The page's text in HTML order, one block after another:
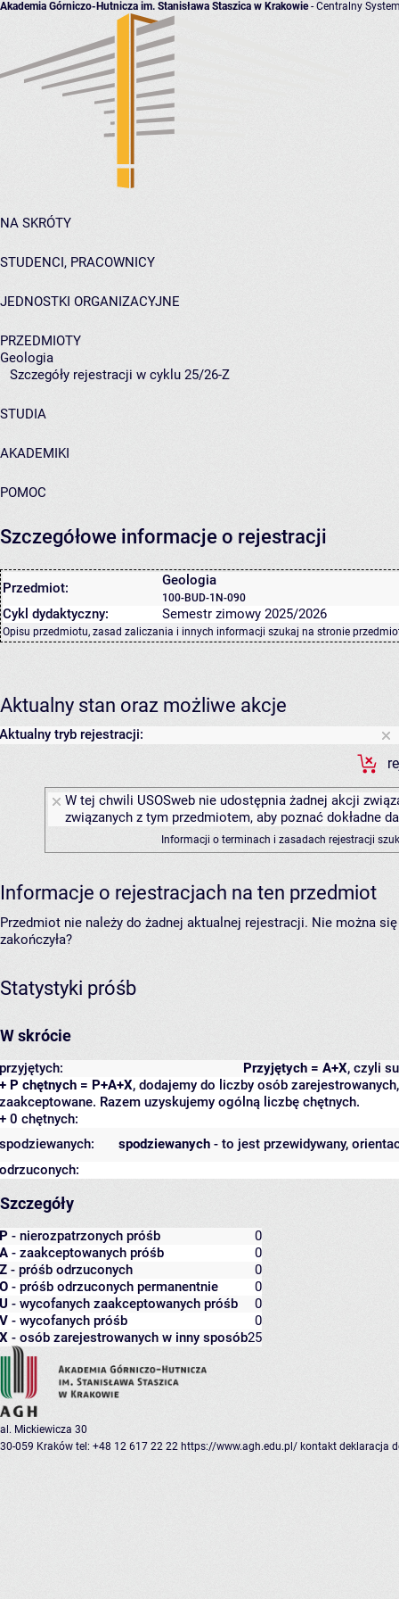
Akademia Górniczo-Hutnicza im. Stanisława Staszica w Krakowie- Centralny
NA SKRÓTY
STUDENCI, PRACOWNICY
JEDNOSTKI ORGANIZACYJNE
PRZEDMIOTY
Geologia
Szczegóły rejestracji w cyklu 25/26-Z
STUDIA
AKADEMIKI
POMOC
Szczegółowe informacje o rejestracji
Przedmiot: Geologia
100-BUD-1N-090
Cykl dydaktyczny: Semestr zimowy 2025/2026
Opisu przedmiotu, zasad zaliczania i innych informacji szukaj na stronie
Aktualny stan oraz możliwe akcje
Aktualny tryb rejestracji:
W tej chwili USOSweb nie udostępnia żadnej akcji
związanych z tym przedmiotem, aby poznać dokładne
Informacji o terminach i zasadach rejestracji
Informacje o rejestracjach na ten przedmiot
Przedmiot nie należy do żadnej aktualnej rejestracji. Nie można
zakończyła?
Statystyki próśb
W skrócie
Przyjętych = A+X, czyli
przyjętych:
+ P chętnych = P+A+X, dodajemy do liczby osób
zaakceptowane. Razem uzyskujemy ogólną liczbę chętnych.
+ 0 chętnych:
spodziewanych - to jest przewidywany,
spodziewanych:
odrzuconych:
Szczegóły
P - nierozpatrzonych próśb
0
A - zaakceptowanych próśb
0
Z - próśb odrzuconych
0
O - próśb odrzuconych permanentnie
0
U - wycofanych zaakceptowanych próśb
0
V - wycofanych próśb
0
X - osób zarejestrowanych w inny sposób25
al. Mickiewicza 30
30-059 Kraków tel: +48 12 617 22 22 https://www.agh.edu.pl/ kontakt deklaracja